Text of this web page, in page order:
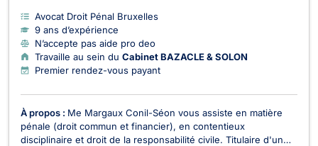
Avocat Droit Pénal Bruxelles
9 ans d’expérience
N’accepte pas aide pro deo
Travaille au sein du Cabinet BAZACLE & SOLON
Premier rendez-vous payant
À propos : Me Margaux Conil-Séon vous assiste en matière
pénale (droit commun et financier), en contentieux
disciplinaire et droit de la responsabilité civile. Titulaire d'un